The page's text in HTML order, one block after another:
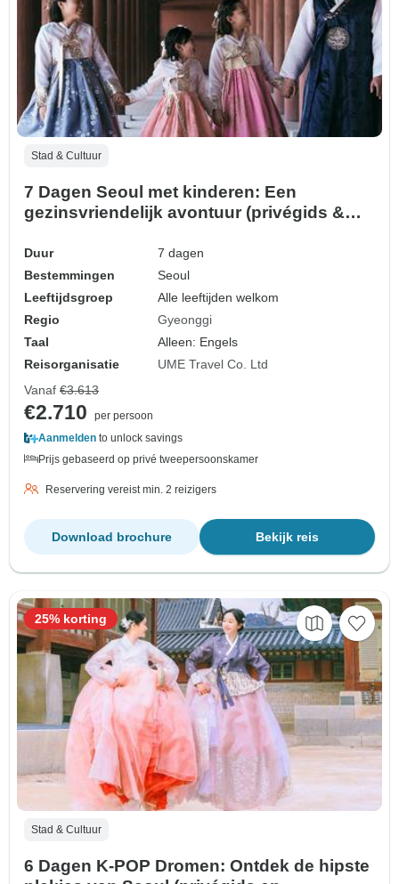
Stad & Cultuur
7 Dagen Seoul met kinderen: Een
gezinsvriendelijk avontuur (privégids &
Duur
7 dagen
Bestemmingen
Seoul
Leeftijdsgroep
Alle leeftijden welkom
Regio
Gyeonggi
Taal
Alleen: Engels
Reisorganisatie
UME Travel Co. Ltd
Vanaf €3.613
€2.710
per persoon
Aanmelden to unlock savings
Prijs gebaseerd op privé tweepersoonskamer
Reservering vereist min. 2 reizigers
Bekijk reis
Download brochure
Stad & Cultuur
6 Dagen K-POP Dromen: Ontdek de hipste
25% korting